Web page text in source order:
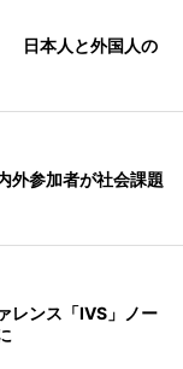
日本人と外国人の
参加者が社会課題
レンス「IVS」ノー